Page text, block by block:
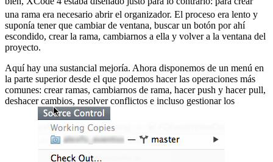
una rama era necesario abrir el organizador. El proceso era lento y
suponía tener que cambiar de ventana, buscar un botón por ahí
escondido, crear la rama, cambiarnos a ella y volver a la ventana del
proyecto.
Aquí hay una sustancial mejoría. Ahora disponemos de un menú en
la parte superior desde el que podemos hacer las operaciones más
comunes: crear ramas, cambiarnos de rama, hacer push y hacer pull,
deshacer cambios, resolver conflictos e incluso gestionar los